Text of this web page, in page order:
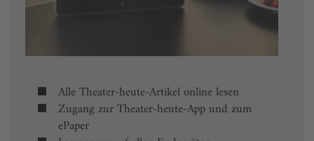
Alle Theater-heute-Artikel online lesen
Zugang zur Theater-heute-App und zum
ePaper